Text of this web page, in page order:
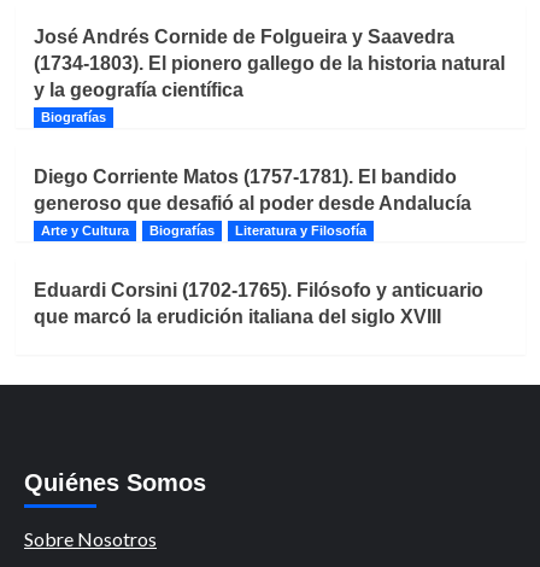
José Andrés Cornide de Folgueira y Saavedra
(1734-1803). El pionero gallego de la historia natural
y la geografía científica
Biografías
Diego Corriente Matos (1757-1781). El bandido
generoso que desafió al poder desde Andalucía
Arte y Cultura Biografías Literatura y Filosofía
Eduardi Corsini (1702-1765). Filósofo y anticuario
que marcó la erudición italiana del siglo XVIII
Quiénes Somos
Sobre Nosotros